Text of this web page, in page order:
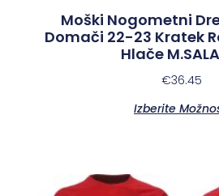
Moški Nogometni
Domači 22-23 Kratek
Hlače
€36.45
Izberite